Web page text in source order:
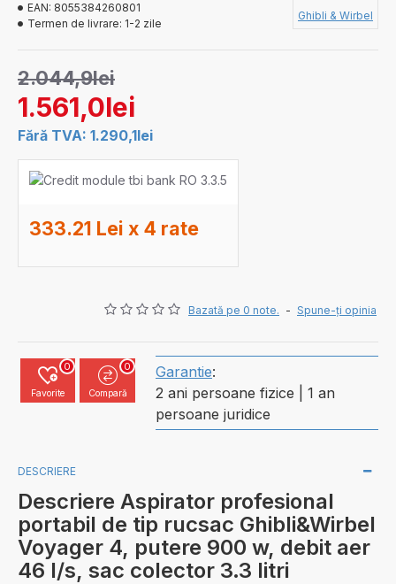
Bazată pe 0 note. - Spune-ţi opinia
1.561,0lei
2.044,9lei
Fără TVA: 1.290,1lei
EAN: 8055384260801
Termen de livrare: 1-2 zile
Ghibli & Wirbel
333.21 Lei x 4 rate
Favorite
0
Compară
0 Garantie:
2 ani persoane fizice | 1 an
persoane juridice
DESCRIERE
Descriere Aspirator profesional
portabil de tip rucsac Ghibli&Wirbel
Voyager 4, putere 900 w, debit aer
46 l/s, sac colector 3.3 litri